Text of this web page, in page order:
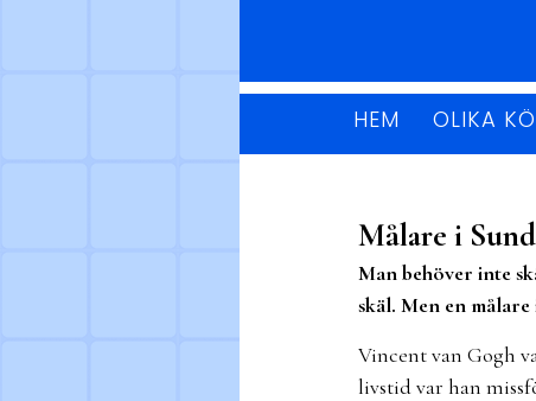
HEM OLIKA
Målare i
Man behöver inte
skäl. Men en
Vincent van Gogh
livstid var han